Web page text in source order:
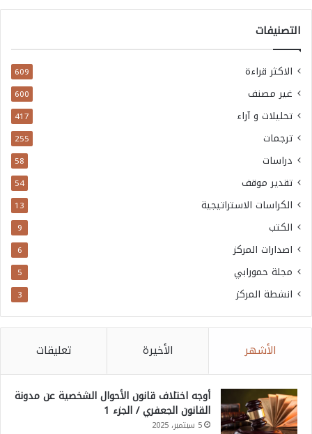
التصنيفات
الاكثر قراءة 609
غير مصنف 600
تحليلات و آراء 417
ترجمات 255
دراسات 58
تقدير موقف 54
الكراسات الاستراتيجية 13
الكتب 9
اصدارات المركز 6
مجلة حمورابي 5
انشطة المركز 3
الأشهر الأخيرة تعليقات
أوجه اختلاف قانون الأحوال الشخصية عن مدونة
القانون الجعفري / الجزء 1
5 سبتمبر، 2025